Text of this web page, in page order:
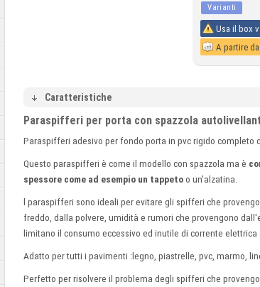
Varianti
Usa il box
A partire da
Caratteristiche
Paraspifferi per porta con spazzola
Paraspifferi adesivo per fondo porta in pvc rigido
Questo paraspifferi è come il modello con spazzola ma è
spessore come ad esempio un tappeto o un'alzatina.
l paraspifferi sono ideali perevitare gli spifferi che
freddo, dalla polvere, umidità e rumori che provengono
limitano il consumo eccessivo ed inutile di corrente
Adatto per tutti i pavimenti :legno, piastrelle, pvc, marmo,
Perfetto per risolvere ilproblema degli spifferi che